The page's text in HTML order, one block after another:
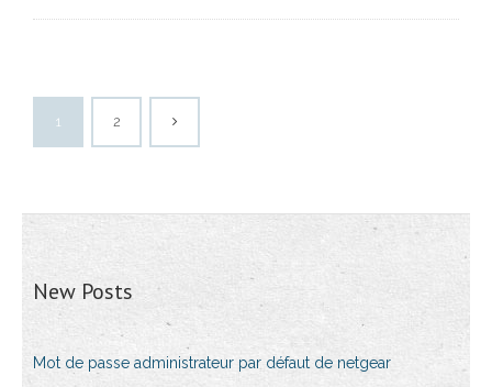
1 2
New Posts
Mot de passe administrateur par défaut de netgear